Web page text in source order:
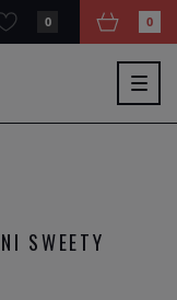
0 0
SWEETY